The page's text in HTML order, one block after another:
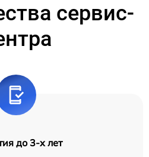
сервис-
до 3-х лет